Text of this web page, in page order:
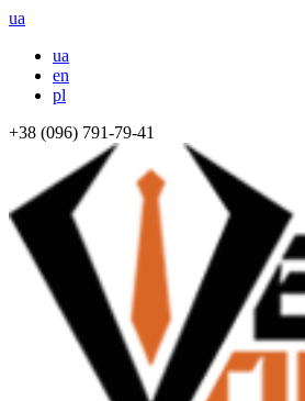
ua
ua
en
pl
+38 (096) 791-79-41